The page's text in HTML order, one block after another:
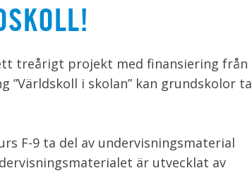
treårigt projekt med finansiering från
”Världskoll i skolan” kan grundskolor ta
F-9 ta del av undervisningsmaterial
är utvecklat av